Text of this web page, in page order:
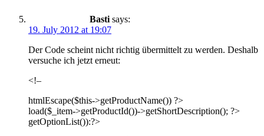
Basti says:
19. July 2012 at 19:07
Der Code scheint nicht richtig übermittelt zu werden. Deshalb
versuche ich jetzt erneut:
<!–
htmlEscape($this->getProductName()) ?>
load($_item->getProductId())->getShortDescription(); ?>
getOptionList()):?>